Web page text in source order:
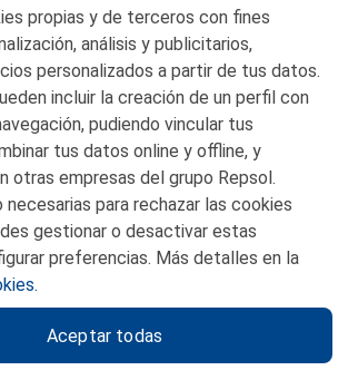
© 2026 Petronor S.A.
CONTACTO
MAPA WEB
POLITICA DE PRIVACIDAD
POLITICA DE COOKIES
propias y de terceros con fines
análisis y publicitarios,
personalizados a partir de tus datos.
incluir la creación de un perfil con
pudiendo vincular tus
tus datos online y offline, y
otras empresas del grupo Repsol.
para rechazar las cookies
gestionar o desactivar estas
preferencias. Más detalles en la
Aceptar todas